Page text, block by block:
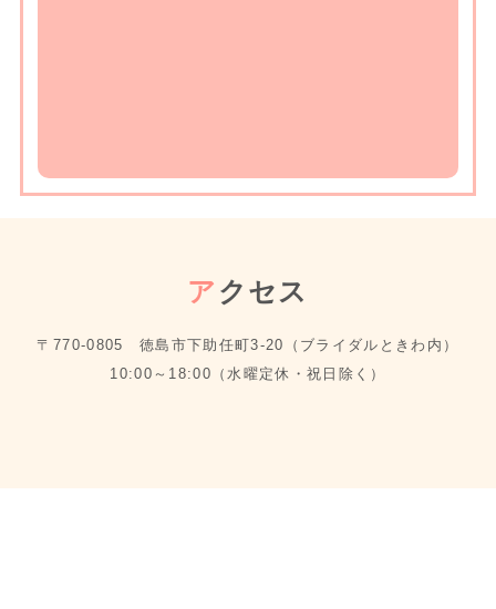
ア クセス
〒770-0805 徳島市下助任町3-20（ブライダルときわ内）
10:00～18:00（水曜定休・祝日除く）